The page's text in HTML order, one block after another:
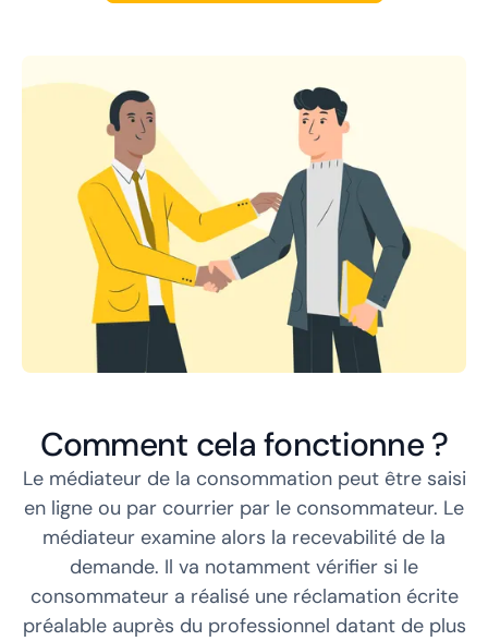
Comment cela fonctionne ?
Le médiateur de la consommation peut être saisi
en ligne ou par courrier par le consommateur. Le
médiateur examine alors la recevabilité de la
demande. Il va notamment vérifier si le
consommateur a réalisé une réclamation écrite
préalable auprès du professionnel datant de plus